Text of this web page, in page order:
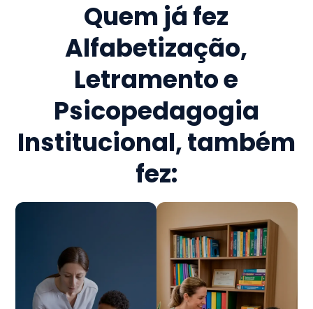
Quem já fez
Alfabetização,
Letramento e
Psicopedagogia
Institucional, também
fez: